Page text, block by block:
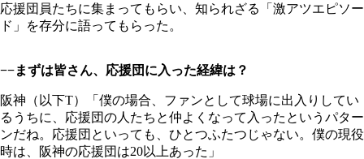
応援団員たちに集まってもらい、知られざる「激アツエピソー
ド」を存分に語ってもらった。
−−まずは皆さん、応援団に入った経緯は？
阪神（以下T）「僕の場合、ファンとして球場に出入りしてい
るうちに、応援団の人たちと仲よくなって入ったというパター
ンだね。応援団といっても、ひとつふたつじゃない。僕の現役
時は、阪神の応援団は20以上あった」